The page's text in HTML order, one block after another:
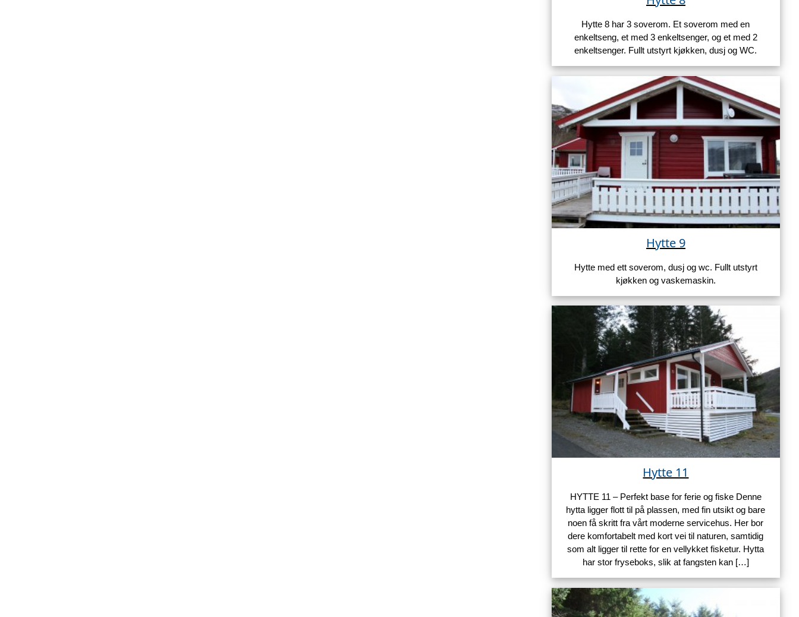
Hytte 8 har 3 soverom. Et soverom med en
enkeltseng, et med 3 enkeltsenger, og et med 2
enkeltsenger. Fullt utstyrt kjøkken, dusj og WC.
Hytte 9
Hytte med ett soverom, dusj og wc. Fullt utstyrt
kjøkken og vaskemaskin.
Hytte 11
HYTTE 11 – Perfekt base for ferie og fiske Denne
hytta ligger flott til på plassen, med fin utsikt og bare
noen få skritt fra vårt moderne servicehus. Her bor
dere komfortabelt med kort vei til naturen, samtidig
som alt ligger til rette for en vellykket fisketur. Hytta
har stor fryseboks, slik at fangsten kan […]